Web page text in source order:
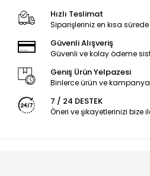
Hızlı Teslimat
Siparişleriniz en kısa sürede
Güvenli Alışveriş
Güvenli ve kolay ödeme
Geniş Ürün Yelpazesi
Binlerce ürün ve
7 / 24 DESTEK
Öneri ve şikayetlerinizi bize